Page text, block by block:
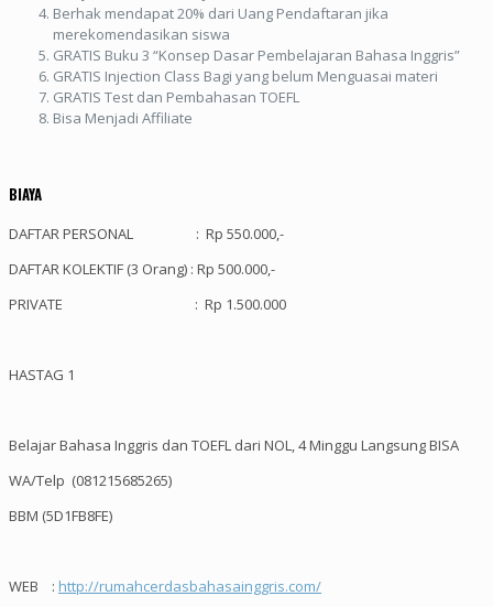
Berhak mendapat 20% dari Uang Pendaftaran jika
merekomendasikan siswa
GRATIS Buku 3 “Konsep Dasar Pembelajaran Bahasa Inggris”
GRATIS Injection Class Bagi yang belum Menguasai materi
GRATIS Test dan Pembahasan TOEFL
Bisa Menjadi Affiliate
BIAYA
DAFTAR PERSONAL : Rp 550.000,-
DAFTAR KOLEKTIF (3 Orang) : Rp 500.000,-
PRIVATE : Rp 1.500.000
HASTAG 1
Belajar Bahasa Inggris dan TOEFL dari NOL, 4 Minggu Langsung BISA
WA/Telp (081215685265)
BBM (5D1FB8FE)
WEB : http://rumahcerdasbahasainggris.com/